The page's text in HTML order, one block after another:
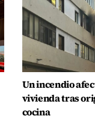
Un incendio
vivienda tras
cocina